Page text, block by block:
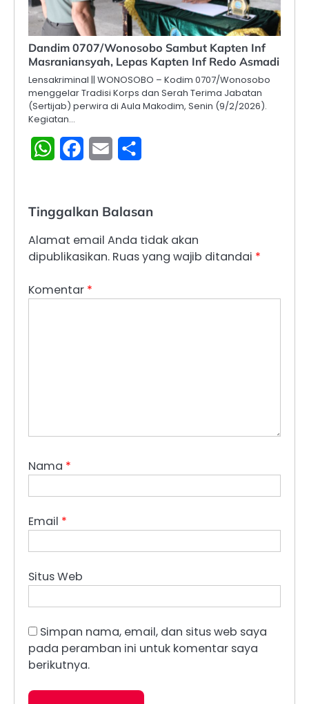
Dandim 0707/Wonosobo Sambut Kapten Inf
Masraniansyah, Lepas Kapten Inf Redo Asmadi
Lensakriminal || WONOSOBO – Kodim 0707/Wonosobo
menggelar Tradisi Korps dan Serah Terima Jabatan
(Sertijab) perwira di Aula Makodim, Senin (9/2/2026).
Kegiatan…
WhatsAppFacebook
Email
Tinggalkan Balasan
Alamat email Anda tidak akan
dipublikasikan. Ruas yang wajib ditandai *
Komentar *
Nama *
Email *
Situs Web
Simpan nama, email, dan situs web saya
pada peramban ini untuk komentar saya
berikutnya.